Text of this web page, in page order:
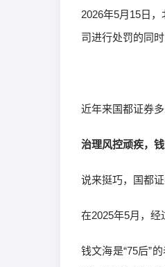
2026年5月15日
司进行处罚的同
近年来国都证券
治理风控顽疾，
说来挺巧，国都
在2025年5月，经
钱文海是“75后”